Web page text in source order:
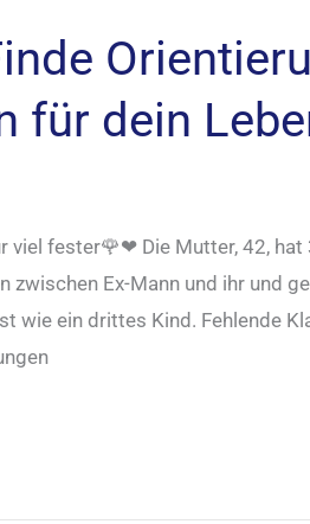
für dein
viel fester🌹❤ Die Mutter, 42,
zwischen Ex-Mann und ihr und
wie ein drittes Kind. Fehlende